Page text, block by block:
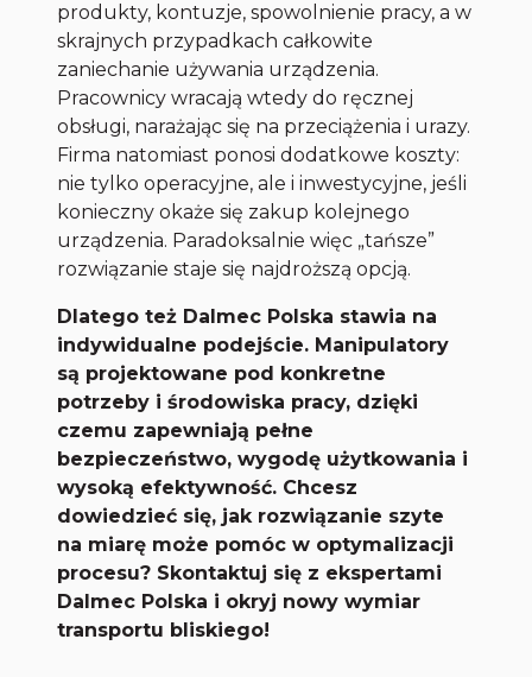
produkty, kontuzje, spowolnienie pracy, a w
skrajnych przypadkach całkowite
zaniechanie używania urządzenia.
Pracownicy wracają wtedy do ręcznej
obsługi, narażając się na przeciążenia i urazy.
Firma natomiast ponosi dodatkowe koszty:
nie tylko operacyjne, ale i inwestycyjne, jeśli
konieczny okaże się zakup kolejnego
urządzenia. Paradoksalnie więc „tańsze”
rozwiązanie staje się najdroższą opcją.
Dlatego też Dalmec Polska stawia na
indywidualne podejście. Manipulatory
są projektowane pod konkretne
potrzeby i środowiska pracy, dzięki
czemu zapewniają pełne
bezpieczeństwo, wygodę użytkowania i
wysoką efektywność. Chcesz
dowiedzieć się, jak rozwiązanie szyte
na miarę może pomóc w optymalizacji
procesu? Skontaktuj się z ekspertami
Dalmec Polska i okryj nowy wymiar
transportu bliskiego!